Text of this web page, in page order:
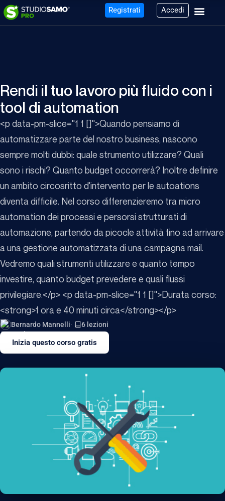
Registrati Accedi
Rendi il tuo lavoro più fluido con i
tool di automation
<p data-pm-slice="1 1 []">Quando pensiamo di
automatizzare parte del nostro business, nascono
sempre molti dubbi: quale strumento utilizzare? Quali
sono i rischi? Quanto budget occorrerà? Inoltre definire
un ambito circosritto d'intervento per le autoations
diventa difficile. Nel corso differenzieremo tra micro
automation dei processi e persorsi strutturati di
automazione, partendo da picocle attività fino ad arrivare
a una gestione automatizzata di una campagna mail.
Vedremo quali strumenti utilizzare e quanto tempo
investire, quanto budget prevedere e quali flussi
privilegiare.</p> <p data-pm-slice="1 1 []">Durata corso:
<strong>1 ora e 40 minuti circa</strong></p>
Bernardo Mannelli 6 lezioni
Inizia questo corso gratis